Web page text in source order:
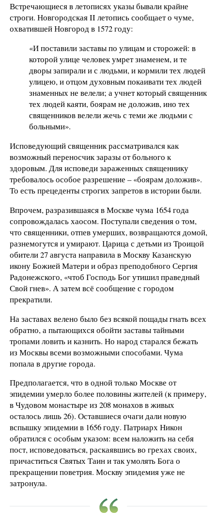
Встречающиеся в летописях указы бывали крайне
строги. Новгородская II летопись сообщает о чуме,
охватившей Новгород в 1572 году:
«И поставили заставы по улицам и сторожей: в
которой улице человек умрет знаменем, и те
дворы запирали и с людьми, и кормили тех людей
улицею, и отцом духовным покаивати тех людей
знаменных не велели; а учнет который священник
тех людей каяти, боярам не доложив, ино тех
священников велели жечь с теми же людьми с
больными».
Исповедующий священник рассматривался как
возможный переносчик заразы от больного к
здоровым. Для исповеди зараженных священнику
требовалось особое разрешение – «боярам доложив».
То есть прецеденты строгих запретов в истории были.
Впрочем, разразившаяся в Москве чума 1654 года
сопровождалась хаосом. Поступали сведения о том,
что священники, отпев умерших, возвращаются домой,
разнемогутся и умирают. Царица с детьми из Троицой
обители 27 августа направила в Москву Казанскую
икону Божией Матери и образ преподобного Сергия
Радонежского, «чтоб Господь Бог утишил праведный
Свой гнев». А затем всё сообщение с городом
прекратили.
На заставах велено было без всякой пощады гнать всех
обратно, а пытающихся обойти заставы тайными
тропами ловить и казнить. Но народ старался бежать
из Москвы всеми возможными способами. Чума
попала в другие города.
Предполагается, что в одной только Москве от
эпидемии умерло более половины жителей (к примеру,
в Чудовом монастыре из 208 монахов в живых
осталось лишь 26). Оставшиеся очаги дали новую
вспышку эпидемии в 1656 году. Патриарх Никон
обратился с особым указом: всем наложить на себя
пост, исповедоваться, раскаявшись во грехах своих,
причаститься Святых Таин и так умолять Бога о
прекращении поветрия. Москву эпидемия уже не
затронула.